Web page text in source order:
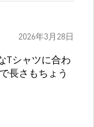
2026年3月28日
Tシャツに合わ
長さもちょう